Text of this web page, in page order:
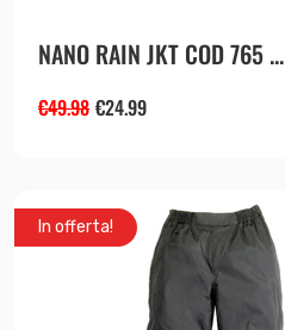
NANO RAIN JKT COD 765 ...
€49.98 €24.99
In offerta!